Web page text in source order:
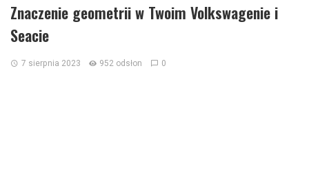
Znaczenie geometrii w Twoim Volkswagenie i
Seacie
7 sierpnia 2023 952 odsłon 0